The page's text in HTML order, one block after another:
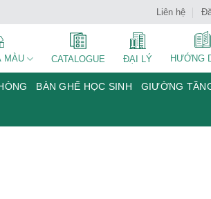
Liên hệ
MÀU CATALOGUE ĐẠI LÝ HƯỚNG
BÀN GHẾ HỌC SINH GIƯỜNG